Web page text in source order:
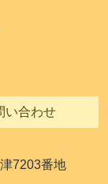
い合わせ
7203番地